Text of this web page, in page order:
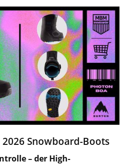
Snowboard-Boots
– der High-